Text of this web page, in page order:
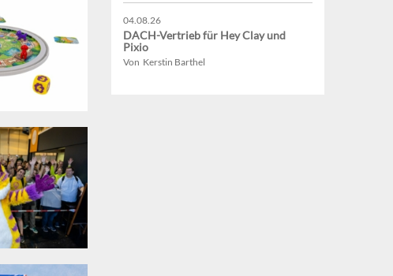
04.08.26
DACH-Vertrieb für Hey Clay und
Pixio
Von Kerstin Barthel